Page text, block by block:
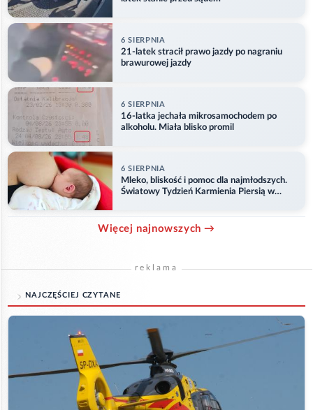
6 SIERPNIA
21-latek stracił prawo jazdy po nagraniu
brawurowej jazdy
6 SIERPNIA
16-latka jechała mikrosamochodem po
alkoholu. Miała blisko promil
6 SIERPNIA
Mleko, bliskość i pomoc dla najmłodszych.
Światowy Tydzień Karmienia Piersią w
Więcej najnowszych →
reklama
NAJCZĘŚCIEJ CZYTANE